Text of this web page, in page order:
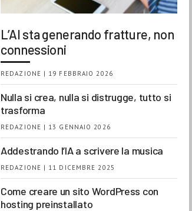
L’AI sta generando fratture, non
connessioni
REDAZIONE | 19 FEBBRAIO 2026
Nulla si crea, nulla si distrugge, tutto si
trasforma
REDAZIONE | 13 GENNAIO 2026
Addestrando l’IA a scrivere la musica
REDAZIONE | 11 DICEMBRE 2025
Come creare un sito WordPress con
hosting preinstallato